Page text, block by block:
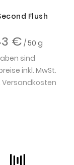
Flush
€/ 50 g
sind
inkl. MwSt.
Versandkosten